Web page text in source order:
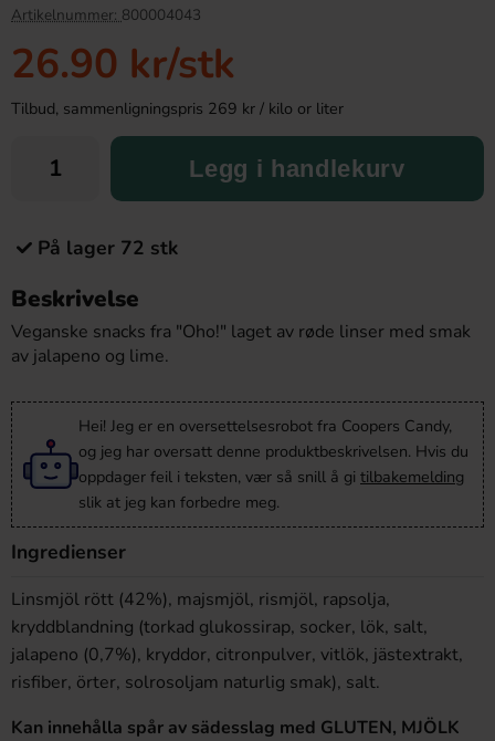
Köp
Artikelnummer: 800004043
26.90 kr/stk
Tilbud, sammenligningspris 269 kr / kilo or liter
Legg i handlekurv
På lager 72 stk
Beskrivelse
Veganske snacks fra "Oho!" laget av røde linser med smak
av jalapeno og lime.
Hei! Jeg er en oversettelsesrobot fra Coopers Candy,
og jeg har oversatt denne produktbeskrivelsen. Hvis du
oppdager feil i teksten, vær så snill å gi tilbakemelding
slik at jeg kan forbedre meg.
Ingredienser
Linsmjöl rött (42%), majsmjöl, rismjöl, rapsolja,
kryddblandning (torkad glukossirap, socker, lök, salt,
jalapeno (0,7%), kryddor, citronpulver, vitlök, jästextrakt,
risfiber, örter, solrosoljam naturlig smak), salt.
Kan innehålla spår av sädesslag med GLUTEN, MJÖLK